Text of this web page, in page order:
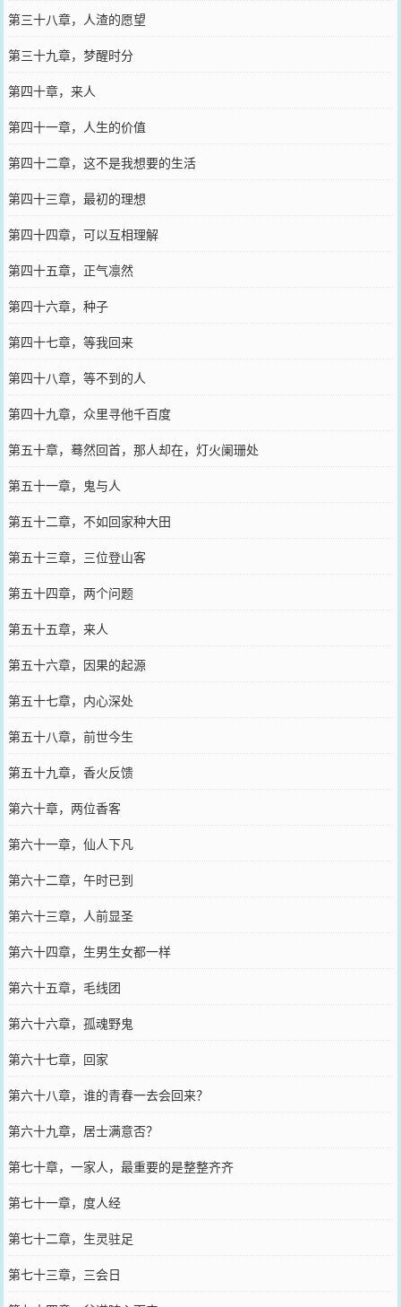
第三十八章，人渣的愿望
第三十九章，梦醒时分
第四十章，来人
第四十一章，人生的价值
第四十二章，这不是我想要的生活
第四十三章，最初的理想
第四十四章，可以互相理解
第四十五章，正气凛然
第四十六章，种子
第四十七章，等我回来
第四十八章，等不到的人
第四十九章，众里寻他千百度
第五十章，蓦然回首，那人却在，灯火阑珊处
第五十一章，鬼与人
第五十二章，不如回家种大田
第五十三章，三位登山客
第五十四章，两个问题
第五十五章，来人
第五十六章，因果的起源
第五十七章，内心深处
第五十八章，前世今生
第五十九章，香火反馈
第六十章，两位香客
第六十一章，仙人下凡
第六十二章，午时已到
第六十三章，人前显圣
第六十四章，生男生女都一样
第六十五章，毛线团
第六十六章，孤魂野鬼
第六十七章，回家
第六十八章，谁的青春一去会回来？
第六十九章，居士满意否？
第七十章，一家人，最重要的是整整齐齐
第七十一章，度人经
第七十二章，生灵驻足
第七十三章，三会日